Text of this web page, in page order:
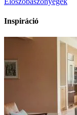
Inspiráció